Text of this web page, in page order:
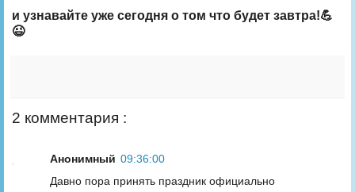
и узнавайте уже сегодня о том что будет завтра!💪
😉
2 комментария :
Анонимный 09:36:00
Давно пора принять праздник официально